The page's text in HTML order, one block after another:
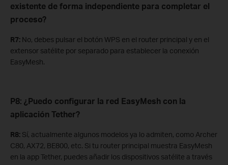
existente de forma independiente para completar el
proceso?
R7: No, debes pulsar el botón WPS en el router principal y en el
extensor satélite por separado para establecer la conexión
EasyMesh.
P8: ¿Puedo configurar la red EasyMesh con la
aplicación Tether?
R8: Sí, actualmente algunos modelos ya lo admiten, como Archer
C80, AX72, BE800, etc. Si tu router principal muestra EasyMesh
en la app Tether, puedes añadir los dispositivos satélite a través